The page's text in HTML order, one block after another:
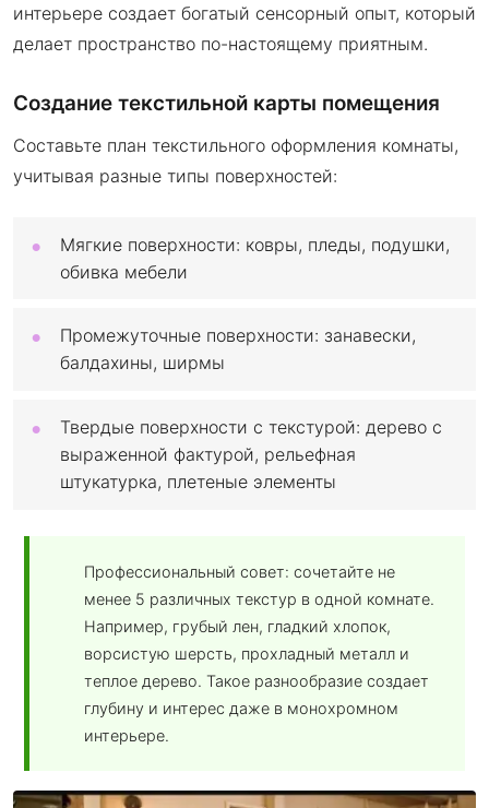
интерьере создает богатый сенсорный опыт, который
делает пространство по-настоящему приятным.
Создание текстильной карты помещения
Составьте план текстильного оформления комнаты,
учитывая разные типы поверхностей:
Мягкие поверхности: ковры, пледы, подушки,
обивка мебели
Промежуточные поверхности: занавески,
балдахины, ширмы
Твердые поверхности с текстурой: дерево с
выраженной фактурой, рельефная
штукатурка, плетеные элементы
Профессиональный совет: сочетайте не
менее 5 различных текстур в одной комнате.
Например, грубый лен, гладкий хлопок,
ворсистую шерсть, прохладный металл и
теплое дерево. Такое разнообразие создает
глубину и интерес даже в монохромном
интерьере.